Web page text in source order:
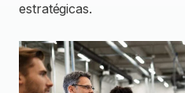
estratégicas.